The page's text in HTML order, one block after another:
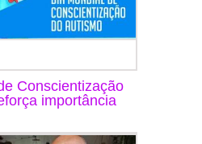
Conscientização
importância